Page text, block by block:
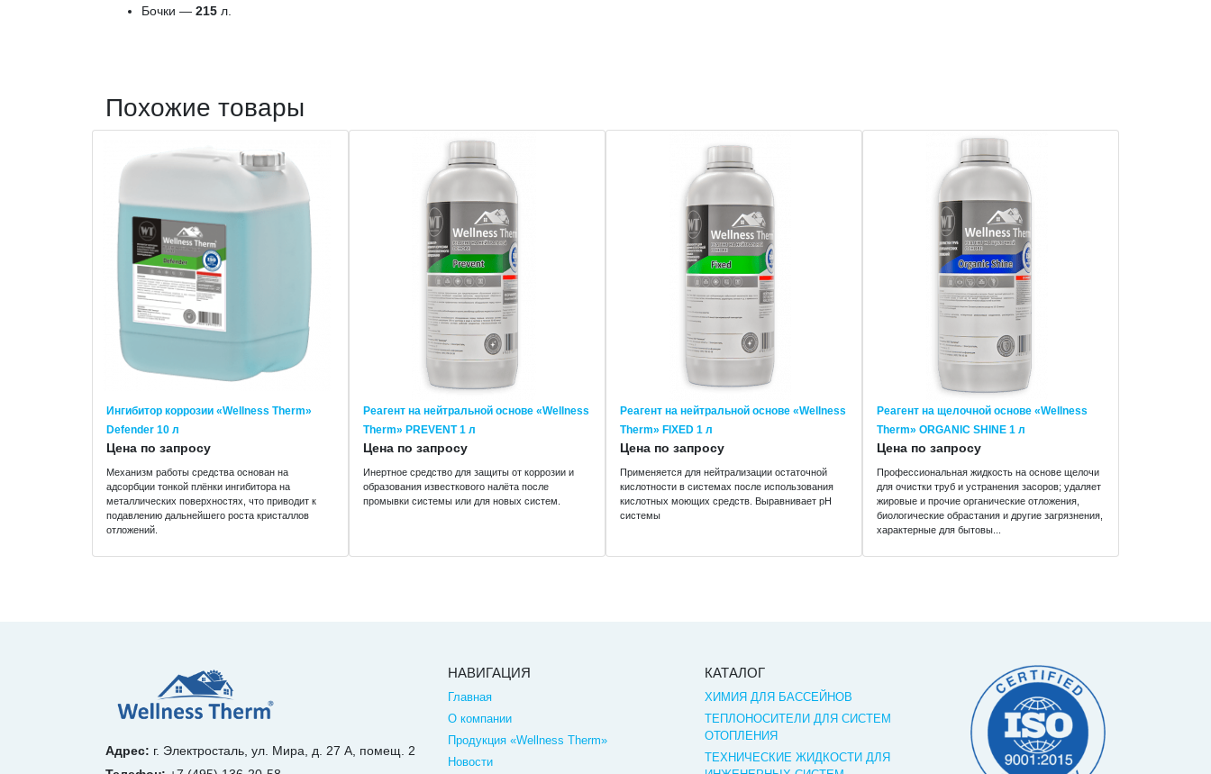
Бочки — 215 л.
Похожие товары
Ингибитор коррозии «Wellness Therm»
Defender 10 л
Цена по запросу
Механизм работы средства основан на
адсорбции тонкой плёнки ингибитора на
металлических поверхностях, что приводит к
подавлению дальнейшего роста кристаллов
отложений.
Реагент на нейтральной основе «Wellness
Therm» PREVENT 1 л
Цена по запросу
Инертное средство для защиты от коррозии и
образования известкового налёта после
промывки системы или для новых систем.
Реагент на нейтральной основе «Wellness
Therm» FIXED 1 л
Цена по запросу
Применяется для нейтрализации остаточной
кислотности в системах после использования
кислотных моющих средств. Выравнивает pH
системы
Реагент на щелочной основе «Wellness
Therm» ORGANIC SHINE 1 л
Цена по запросу
Профессиональная жидкость на основе щелочи
для очистки труб и устранения засоров; удаляет
жировые и прочие органические отложения,
биологические обрастания и другие загрязнения,
характерные для бытовы...
Адрес: г. Электросталь, ул. Мира, д. 27 А, помещ. 2
НАВИГАЦИЯ
Главная
О компании
Продукция «Wellness Therm»
Новости
КАТАЛОГ
ХИМИЯ ДЛЯ БАССЕЙНОВ
ТЕПЛОНОСИТЕЛИ ДЛЯ СИСТЕМ
ОТОПЛЕНИЯ
ТЕХНИЧЕСКИЕ ЖИДКОСТИ ДЛЯ